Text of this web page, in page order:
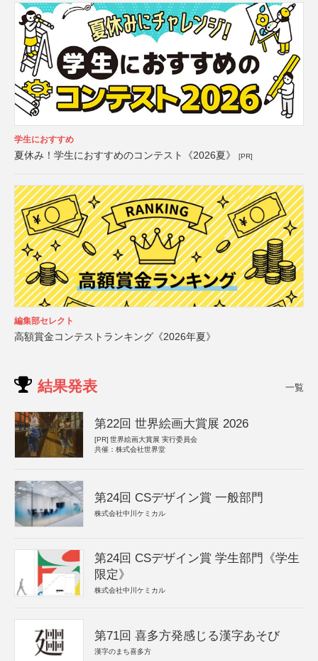
学生におすすめ
夏休み！学生におすすめのコンテスト《2026夏》 [PR]
編集部セレクト
高額賞金コンテストランキング《2026年夏》
結果発表 一覧
第22回 世界絵画大賞展 2026
[PR] 世界絵画大賞展 実行委員会
共催：株式会社世界堂
第24回 CSデザイン賞 一般部門
株式会社中川ケミカル
第24回 CSデザイン賞 学生部門《学生
限定》
株式会社中川ケミカル
第71回 喜多方発感じる漢字あそび
漢字のまち喜多方